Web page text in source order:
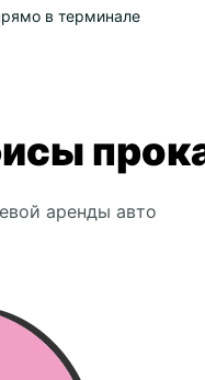
в терминале
аренды авто